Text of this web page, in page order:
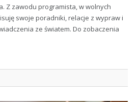
Z zawodu programista, w wolnych
swoje poradniki, relacje z wypraw i
ze światem. Do zobaczenia